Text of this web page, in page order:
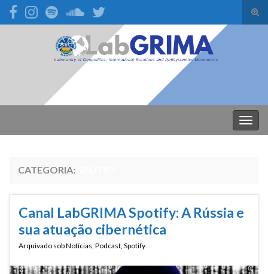
Search for:
CATEGORIA:
Canal LabGRIMA Spotify: A Rússia e
sua atuação cibernética
Arquivado sobNotícias, Podcast, Spotify